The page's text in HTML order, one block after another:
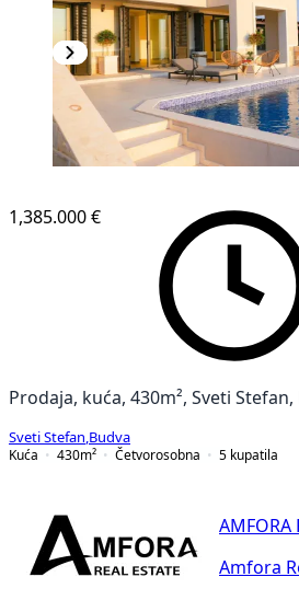
1,385.000 €
Prodaja, kuća, 430m², Sveti Stefan,
Sveti Stefan Budva
Kuća
430m² Četvorosobna 5 kupatila
AMFORA
Amfora